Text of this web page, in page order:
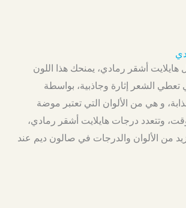
أشقر رمادي، يمنحك هذا اللون
تعطي الشعر إثارة وجاذبية، بواسطة
و هي من الألوان التي تعتبر موضة
وتتعدد درجات هايلايت أشقر رمادي،
من الألوان والدرجات في صالون ديم عند